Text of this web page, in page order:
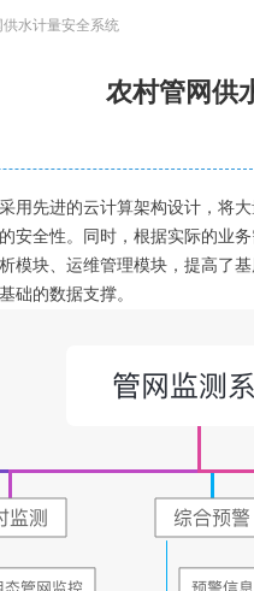
农村管网供
用先进的云计算架构设计，将
安全性。同时，根据实际的业
模块、运维管理模块，提高了
础的数据支撑。
供水计量安全系统